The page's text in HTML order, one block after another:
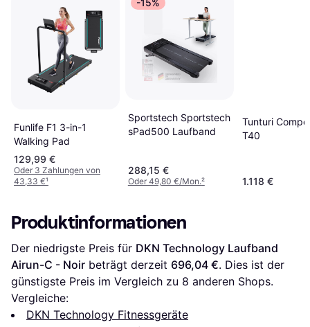
Funlife F1 3-in-1
Walking Pad
129,99 €
Oder 3 Zahlungen von
43,33 €¹
-15%
Sportstech Sportstech
sPad500 Laufband
288,15 €
Oder 49,80 €/Mon.²
Tunturi
T40
1.118 €
Produktinformationen
Der niedrigste Preis für DKN Technology Laufband
Airun-C - Noir beträgt derzeit 696,04 €. Dies ist der
günstigste Preis im Vergleich zu 8 anderen Shops.
Vergleiche:
DKN Technology Fitnessgeräte